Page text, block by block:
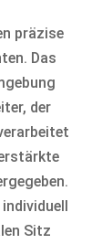
präzise
Das
der
Sitz